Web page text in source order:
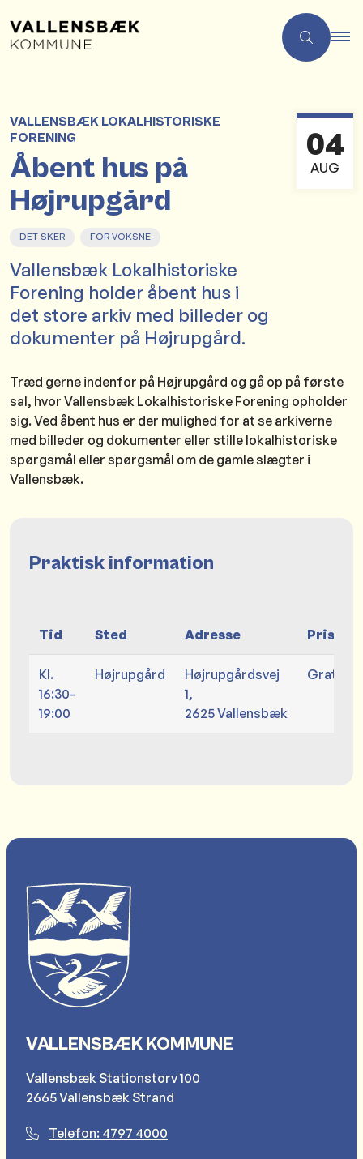
VALLENSBÆK LOKALHISTORISKE
FORENING
Åbent hus på
Højrupgård
04
AUG
DET SKER FOR VOKSNE
Vallensbæk Lokalhistoriske
Forening holder åbent hus i
det store arkiv med billeder og
dokumenter på Højrupgård.
Træd gerne indenfor på Højrupgård og gå op på første
sal, hvor Vallensbæk Lokalhistoriske Forening opholder
sig. Ved åbent hus er der mulighed for at se arkiverne
med billeder og dokumenter eller stille lokalhistoriske
spørgsmål eller spørgsmål om de gamle slægter i
Vallensbæk.
Praktisk information
Tid Sted Adresse Pris
Kl.
16:30-
19:00
Højrupgård
Højrupgårdsvej
1,
2625 Vallensbæk
Gratis
VALLENSBÆK KOMMUNE
Vallensbæk Stationstorv 100
2665 Vallensbæk Strand
Telefon: 4797 4000